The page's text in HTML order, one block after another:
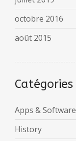
octobre 2016
août 2015
Catégories
Apps & Software
History